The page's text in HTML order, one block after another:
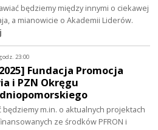
będziemy między innymi o ciekawej
a mianowicie o Akademii Liderów.
23:00
Fundacja Promocja
i PZN Okręgu
będziemy m.in. o aktualnych projektach
ze środków PFRON i